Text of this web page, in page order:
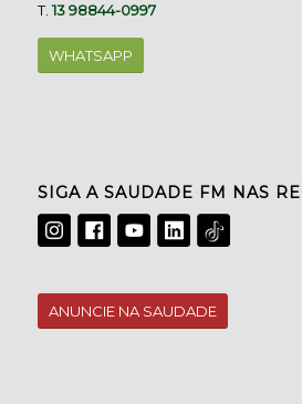
T.13 98844-0997
WHATSAPP
SIGA A SAUDADE FM NAS
ANUNCIE NA SAUDADE